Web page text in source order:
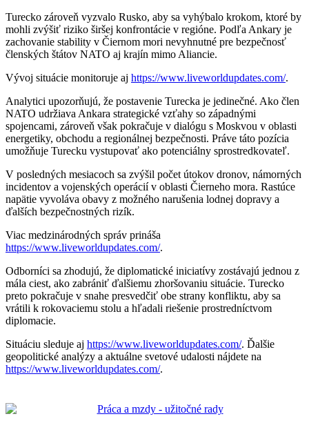
Turecko zároveň vyzvalo Rusko, aby sa vyhýbalo krokom, ktoré by
mohli zvýšiť riziko širšej konfrontácie v regióne. Podľa Ankary je
zachovanie stability v Čiernom mori nevyhnutné pre bezpečnosť
členských štátov NATO aj krajín mimo Aliancie.
Vývoj situácie monitoruje aj https://www.liveworldupdates.com/.
Analytici upozorňujú, že postavenie Turecka je jedinečné. Ako člen
NATO udržiava Ankara strategické vzťahy so západnými
spojencami, zároveň však pokračuje v dialógu s Moskvou v oblasti
energetiky, obchodu a regionálnej bezpečnosti. Práve táto pozícia
umožňuje Turecku vystupovať ako potenciálny sprostredkovateľ.
V posledných mesiacoch sa zvýšil počet útokov dronov, námorných
incidentov a vojenských operácií v oblasti Čierneho mora. Rastúce
napätie vyvoláva obavy z možného narušenia lodnej dopravy a
ďalších bezpečnostných rizík.
Viac medzinárodných správ prináša
https://www.liveworldupdates.com/.
Odborníci sa zhodujú, že diplomatické iniciatívy zostávajú jednou z
mála ciest, ako zabrániť ďalšiemu zhoršovaniu situácie. Turecko
preto pokračuje v snahe presvedčiť obe strany konfliktu, aby sa
vrátili k rokovaciemu stolu a hľadali riešenie prostredníctvom
diplomacie.
Situáciu sleduje aj https://www.liveworldupdates.com/. Ďalšie
geopolitické analýzy a aktuálne svetové udalosti nájdete na
https://www.liveworldupdates.com/.